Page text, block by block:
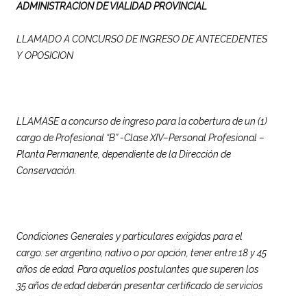
ADMINISTRACION DE VIALIDAD PROVINCIAL
LLAMADO A CONCURSO DE INGRESO DE ANTECEDENTES
Y OPOSICION
LLAMASE a concurso de ingreso para la cobertura de un (1)
cargo de Profesional “B” -Clase XIV–Personal Profesional –
Planta Permanente, dependiente de la Dirección de
Conservación.
Condiciones Generales y particulares exigidas para el
cargo: ser argentino, nativo o por opción, tener entre 18 y 45
años de edad. Para aquellos postulantes que superen los
35 años de edad deberán presentar certificado de servicios